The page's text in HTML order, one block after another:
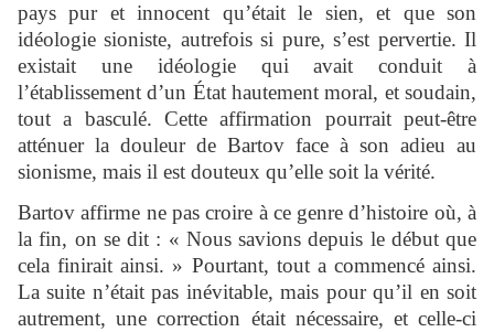
pays pur et innocent qu’était le sien, et que son
idéologie sioniste, autrefois si pure, s’est pervertie. Il
existait une idéologie qui avait conduit à
l’établissement d’un État hautement moral, et soudain,
tout a basculé. Cette affirmation pourrait peut-être
atténuer la douleur de Bartov face à son adieu au
sionisme, mais il est douteux qu’elle soit la vérité.
Bartov affirme ne pas croire à ce genre d’histoire où, à
la fin, on se dit : « Nous savions depuis le début que
cela finirait ainsi. » Pourtant, tout a commencé ainsi.
La suite n’était pas inévitable, mais pour qu’il en soit
autrement, une correction était nécessaire, et celle-ci